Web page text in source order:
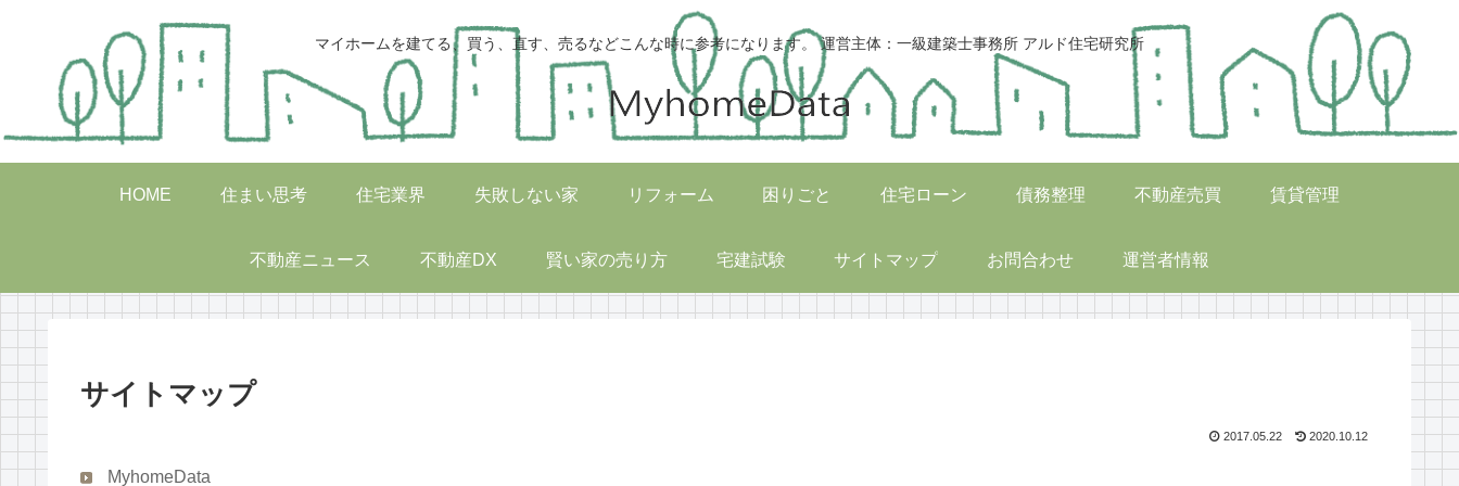
マイホームを建てる、買う、直す、売るなどこんな時に参考になります。 運営主体：一級建築士事務所 アルド住宅研究所
HOME 住まい思考 住宅業界 失敗しない家 リフォーム 困りごと 住宅ローン 債務整理 不動産売買 賃貸管理
不動産ニュース 不動産DX 賢い家の売り方 宅建試験 サイトマップ お問合わせ 運営者情報
サイトマップ
2017.05.22 2020.10.12
MyhomeData